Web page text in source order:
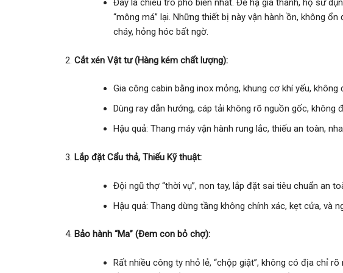
Đây là chiêu trò phổ biến nhất. Để hạ giá thành, họ sử
“mông má” lại. Những thiết bị này vận hành ồn, không
cháy, hỏng hóc bất ngờ.
Cắt xén Vật tư (Hàng kém chất lượng):
Gia công cabin bằng inox mỏng, khung cơ khí yếu,
Dùng ray dẫn hướng, cáp tải không rõ nguồn gốc, không
Hậu quả: Thang máy vận hành rung lắc, thiếu an toàn,
Lắp đặt Cẩu thả, Thiếu Kỹ thuật:
Đội ngũ thợ “thời vụ”, non tay, lắp đặt sai tiêu chuẩn an
Hậu quả: Thang dừng tầng không chính xác, kẹt cửa, và
Bảo hành “Ma” (Đem con bỏ chợ):
Rất nhiều công ty nhỏ lẻ, “chộp giật”, không có địa chỉ